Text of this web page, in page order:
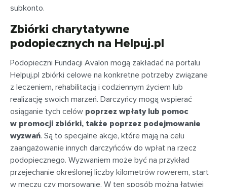
subkonto.
Zbiórki charytatywne
podopiecznych na Helpuj.pl
Podopieczni Fundacji Avalon mogą zakładać na portalu
Helpuj.pl zbiórki celowe na konkretne potrzeby związane
z leczeniem, rehabilitacją i codziennym życiem lub
realizację swoich marzeń. Darczyńcy mogą wspierać
osiąganie tych celów poprzez wpłaty lub pomoc
w promocji zbiórki, także poprzez podejmowanie
wyzwań. Są to specjalne akcje, które mają na celu
zaangażowanie innych darczyńców do wpłat na rzecz
podopiecznego. Wyzwaniem może być na przykład
przejechanie określonej liczby kilometrów rowerem, start
w meczu czy morsowanie. W ten sposób można łatwiej